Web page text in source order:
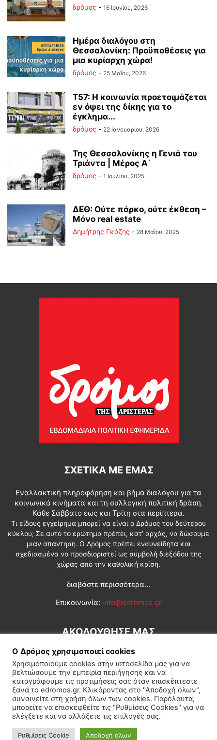
δρόμος - 16 Ιουνίου, 2026
Ημέρα διαλόγου στη
Θεσσαλονίκη: Προϋποθέσεις για
μια κυρίαρχη χώρα!
δρόμος - 25 Μαΐου, 2026
Τ57: Η κοινωνία προετοιμάζεται
εν όψει της δίκης για το
έγκλημα...
δρόμος - 22 Ιανουαρίου, 2026
Της Θεσσαλονίκης η Γενιά του
Τριάντα | Μέρος Α΄
δρόμος - 1 Ιουλίου, 2025
ΔΕΘ: Ούτε πάρκο, ούτε έκθεση –
Μόνο real estate
Δημήτρης Γκάζης - 28 Μαΐου, 2025
ΣΧΕΤΙΚΆ ΜΕ ΕΜΆΣ
Εναλλακτική πληροφόρηση και βήμα διαλόγου για τα
κοινωνικά κινήματα και τη συλλογική πολιτική δράση.
Κάθε Σάββατο έως και Τρίτη στα περίπτερα.
Τι είδους εγχείρημα μπορεί να είναι ο Δρόμος του δεύτερου
κύκλου; Σε αυτό το ερώτημα πρέπει, κατ’ αρχάς, να δώσουμε
μιαν απάντηση. Ο Δρόμος πρέπει ενσυνείδητα και
σχεδιασμένα να προσδιοριστεί ως συμβολή διεξόδου της
χώρας από την καθολική κρίση.
διαβάστε περισσότερα...
Επικοινωνία: info@edromos.gr
ΑΚΟΛΟΥΘΗΣΕ ΜΑΣ
Εγγραφή συνδρομητή Πολιτική Διεθνή Κοινωνία
Πολιτισμός Αφιερώματα
Ο Δρόμος χρησιμοποιεί cookies
Χρησιμοποιούμε cookies στην ιστοσελίδα μας για να
βελτιώσουμε την εμπειρία περιήγησης και να
καταγράφουμε τις προτιμήσεις σας όταν επισκέπτεστε
ξανά το edromos.gr. Κλικάροντας στο "Αποδοχή όλων",
συναινείτε στη χρήση όλων των cookies. Παρόλαυτα,
μπορείτε να επισκεφθείτε τις "Ρυθμίσεις Cookies" για να
ελέγξετε και να αλλάξετε τις επιλογές σας.
Ρυθμίσεις Cookie Αποδοχή όλων